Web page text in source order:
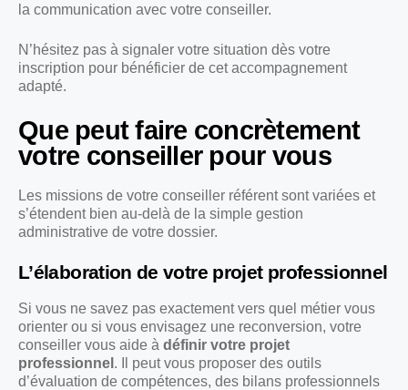
la communication avec votre conseiller.
N’hésitez pas à signaler votre situation dès votre
inscription pour bénéficier de cet accompagnement
adapté.
Que peut faire concrètement
votre conseiller pour vous
Les missions de votre conseiller référent sont variées et
s’étendent bien au-delà de la simple gestion
administrative de votre dossier.
L’élaboration de votre projet professionnel
Si vous ne savez pas exactement vers quel métier vous
orienter ou si vous envisagez une reconversion, votre
conseiller vous aide à définir votre projet
professionnel . Il peut vous proposer des outils
d’évaluation de compétences, des bilans professionnels